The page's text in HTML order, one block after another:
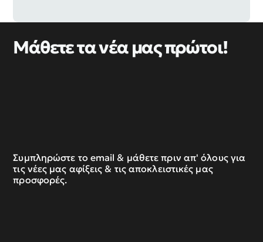
Μάθετε τα νέα μας πρώτοι!
Συμπληρώστε το email & μάθετε πριν απ' όλους για
τις νέες μας αφίξεις & τις αποκλειστικές μας
προσφορές.